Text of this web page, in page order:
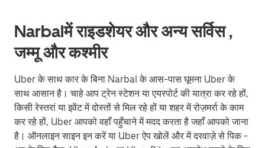
Narbalमें राइडशेयर और अन्य सर्विस ,
जम्मू और कश्मीर
Uber के साथ कार के बिना Narbal के आस-पास घूमना Uber के
साथ आसान है। चाहे आप ट्रेन स्टेशन या एयरपोर्ट की यात्रा कर रहे हों,
किसी रेस्तरां या इवेंट में दोस्तों से मिल रहे हों या शहर में रोज़मर्रा के काम
कर रहे हों, Uber आपको वहाँ पहुँचाने में मदद करता है जहाँ आपको जाना
है। ऑनलाइन साइन इन करें या Uber ऐप खोलें और में दरवाज़े से पिक -